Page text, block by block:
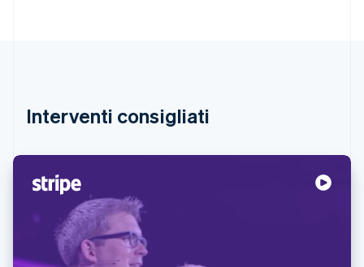
Interventi consigliati